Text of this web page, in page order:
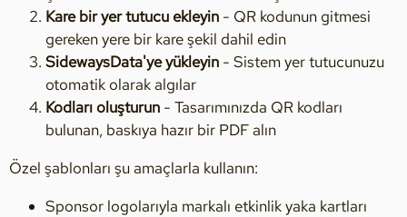
Kare bir yer tutucu ekleyin - QR kodunun gitmesi
gereken yere bir kare şekil dahil edin
SidewaysData'ye yükleyin - Sistem yer tutucunuzu
otomatik olarak algılar
Kodları oluşturun - Tasarımınızda QR kodları
bulunan, baskıya hazır bir PDF alın
Özel şablonları şu amaçlarla kullanın:
Sponsor logolarıyla markalı etkinlik yaka kartları